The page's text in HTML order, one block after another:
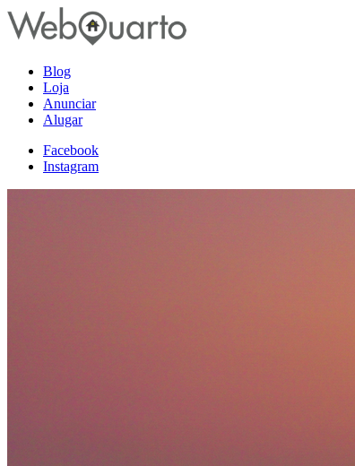
Blog
Loja
Anunciar
Alugar
Facebook
Instagram